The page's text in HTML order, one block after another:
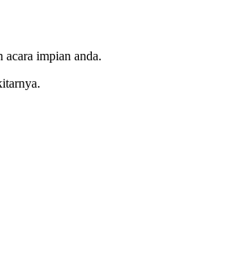
impian anda.